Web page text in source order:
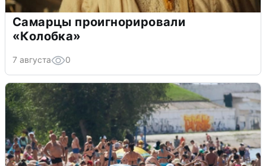
Самарцы проигнорировали
«Колобка»
7 августа 0